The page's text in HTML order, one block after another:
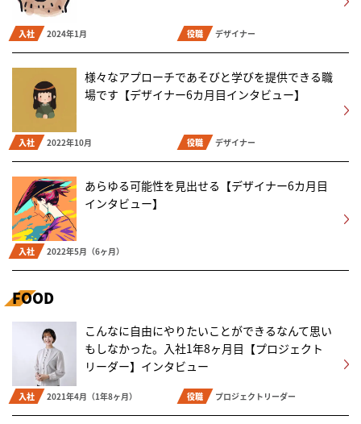
入社 2024年1月 役職 デザイナー
様々なアプローチであそびと学びを提供できる職
場です【デザイナー6カ月目インタビュー】
入社 2022年10月 役職 デザイナー
あらゆる可能性を見出せる【デザイナー6カ月目
インタビュー】
入社 2022年5月（6ヶ月）
FOOD
こんなに自由にやりたいことができるなんて思い
もしなかった。入社1年8ヶ月目【プロジェクト
リーダー】インタビュー
入社 2021年4月（1年8ヶ月） 役職 プロジェクトリーダー